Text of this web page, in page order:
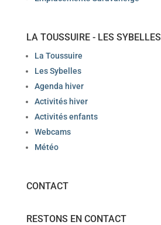
LA TOUSSUIRE - LES SYBELLES
La Toussuire
Les Sybelles
Agenda hiver
Activités hiver
Activités enfants
Webcams
Météo
CONTACT
RESTONS EN CONTACT